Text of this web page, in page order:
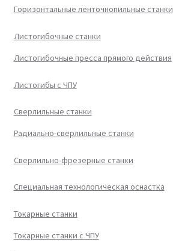
Горизонтальные ленточнопильные станки
Листогибочные станки
Листогибочные пресса прямого действия
Листогибы с ЧПУ
Сверлильные станки
Радиально-сверлильные станки
Сверлильно-фрезерные станки
Специальная технологическая оснастка
Токарные станки
Токарные станки с ЧПУ